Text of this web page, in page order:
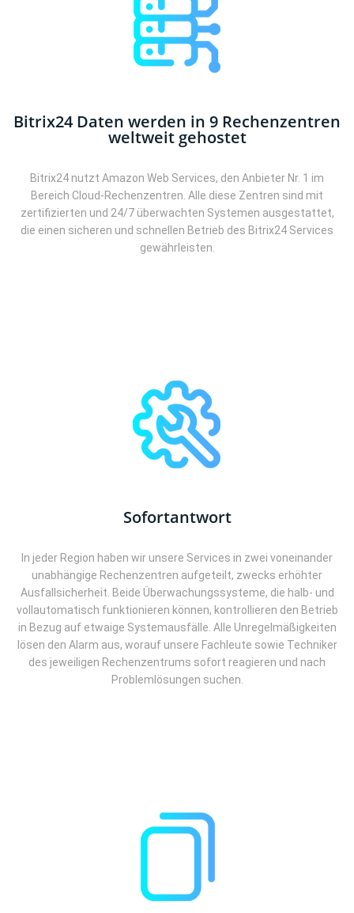
Bitrix24 Daten werden in 9 Rechenzentren
weltweit gehostet
Bitrix24 nutzt Amazon Web Services, den Anbieter Nr. 1 im
Bereich Cloud-Rechenzentren. Alle diese Zentren sind mit
zertifizierten und 24/7 überwachten Systemen ausgestattet,
die einen sicheren und schnellen Betrieb des Bitrix24 Services
gewährleisten.
Sofortantwort
In jeder Region haben wir unsere Services in zwei voneinander
unabhängige Rechenzentren aufgeteilt, zwecks erhöhter
Ausfallsicherheit. Beide Überwachungssysteme, die halb- und
vollautomatisch funktionieren können, kontrollieren den Betrieb
in Bezug auf etwaige Systemausfälle. Alle Unregelmäßigkeiten
lösen den Alarm aus, worauf unsere Fachleute sowie Techniker
des jeweiligen Rechenzentrums sofort reagieren und nach
Problemlösungen suchen.